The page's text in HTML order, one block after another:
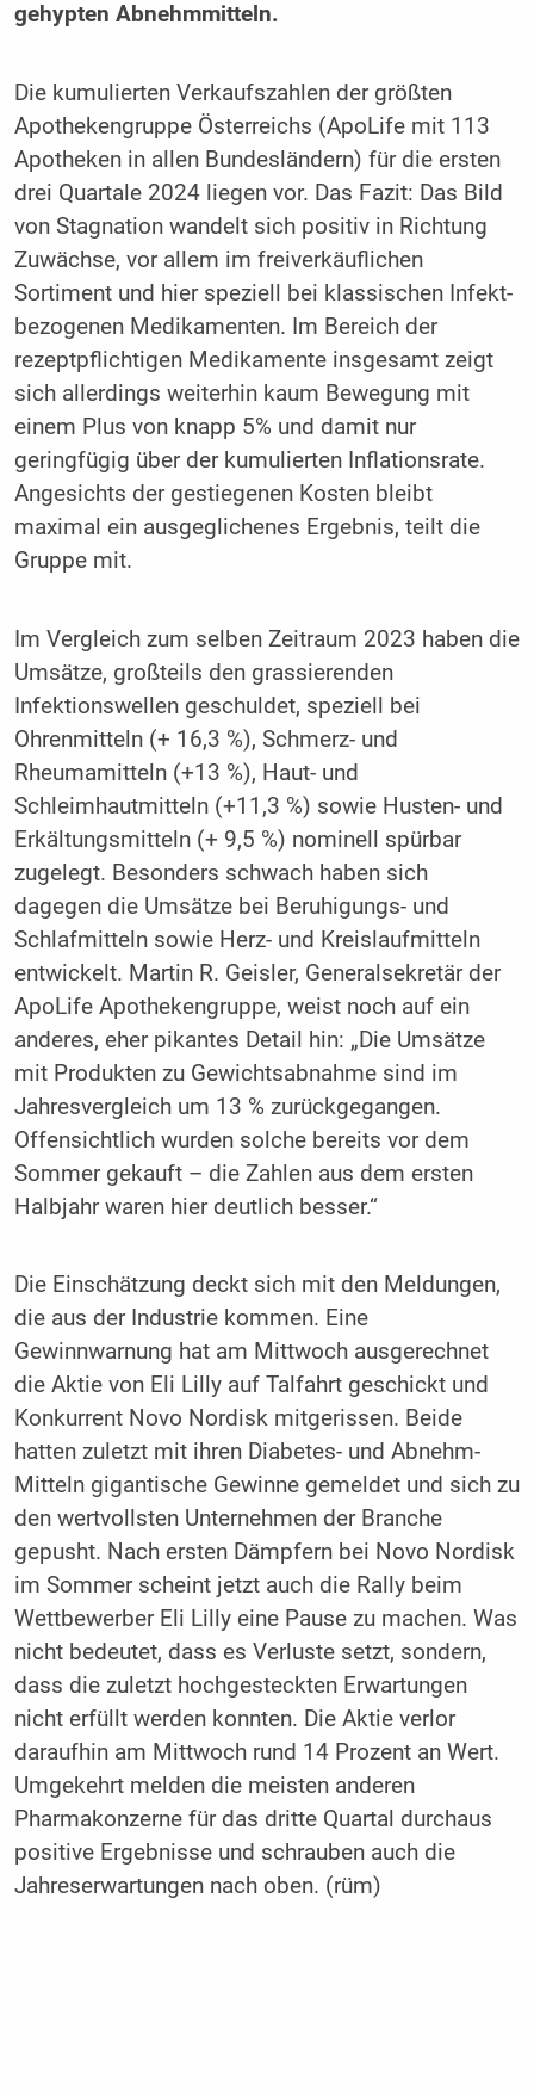
gehypten Abnehmmitteln.
Die kumulierten Verkaufszahlen der größten
Apothekengruppe Österreichs (ApoLife mit 113
Apotheken in allen Bundesländern) für die ersten
drei Quartale 2024 liegen vor. Das Fazit: Das Bild
von Stagnation wandelt sich positiv in Richtung
Zuwächse, vor allem im freiverkäuflichen
Sortiment und hier speziell bei klassischen Infekt-
bezogenen Medikamenten. Im Bereich der
rezeptpflichtigen Medikamente insgesamt zeigt
sich allerdings weiterhin kaum Bewegung mit
einem Plus von knapp 5% und damit nur
geringfügig über der kumulierten Inflationsrate.
Angesichts der gestiegenen Kosten bleibt
maximal ein ausgeglichenes Ergebnis, teilt die
Gruppe mit.
Im Vergleich zum selben Zeitraum 2023 haben die
Umsätze, großteils den grassierenden
Infektionswellen geschuldet, speziell bei
Ohrenmitteln (+ 16,3 %), Schmerz- und
Rheumamitteln (+13 %), Haut- und
Schleimhautmitteln (+11,3 %) sowie Husten- und
Erkältungsmitteln (+ 9,5 %) nominell spürbar
zugelegt. Besonders schwach haben sich
dagegen die Umsätze bei Beruhigungs- und
Schlafmitteln sowie Herz- und Kreislaufmitteln
entwickelt. Martin R. Geisler, Generalsekretär der
ApoLife Apothekengruppe, weist noch auf ein
anderes, eher pikantes Detail hin: „Die Umsätze
mit Produkten zu Gewichtsabnahme sind im
Jahresvergleich um 13 % zurückgegangen.
Offensichtlich wurden solche bereits vor dem
Sommer gekauft – die Zahlen aus dem ersten
Halbjahr waren hier deutlich besser.“
Die Einschätzung deckt sich mit den Meldungen,
die aus der Industrie kommen. Eine
Gewinnwarnung hat am Mittwoch ausgerechnet
die Aktie von Eli Lilly auf Talfahrt geschickt und
Konkurrent Novo Nordisk mitgerissen. Beide
hatten zuletzt mit ihren Diabetes- und Abnehm-
Mitteln gigantische Gewinne gemeldet und sich zu
den wertvollsten Unternehmen der Branche
gepusht. Nach ersten Dämpfern bei Novo Nordisk
im Sommer scheint jetzt auch die Rally beim
Wettbewerber Eli Lilly eine Pause zu machen. Was
nicht bedeutet, dass es Verluste setzt, sondern,
dass die zuletzt hochgesteckten Erwartungen
nicht erfüllt werden konnten. Die Aktie verlor
daraufhin am Mittwoch rund 14 Prozent an Wert.
Umgekehrt melden die meisten anderen
Pharmakonzerne für das dritte Quartal durchaus
positive Ergebnisse und schrauben auch die
Jahreserwartungen nach oben. (rüm)